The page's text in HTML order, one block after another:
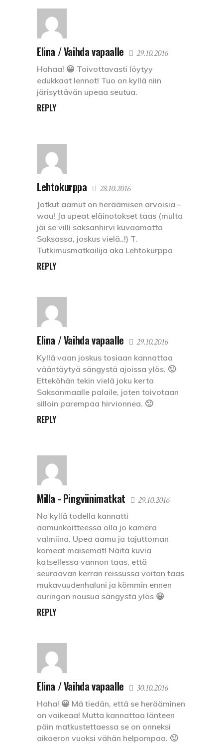
Elina / Vaihda vapaalle 29.10.2016
Hahaa! 😀 Toivottavasti löytyy
edukkaat lennot! Tuo on kyllä niin
järisyttävän upeaa seutua.
REPLY
Lehtokurppa 28.10.2016
Jotkut aamut on heräämisen arvoisia –
wau! Ja upeat eläinotokset taas (multa
jäi se villi saksanhirvi kuvaamatta
Saksassa, joskus vielä..!) T.
Tutkimusmatkailija aka Lehtokurppa
REPLY
Elina / Vaihda vapaalle 29.10.2016
Kyllä vaan joskus tosiaan kannattaa
vääntäytyä sängystä ajoissa ylös. 🙂
Etteköhän tekin vielä joku kerta
Saksanmaalle palaile, joten toivotaan
silloin parempaa hirvionnea. 🙂
REPLY
Milla - Pingviinimatkat 29.10.2016
No kyllä todella kannatti
aamunkoitteessa olla jo kamera
valmiina. Upea aamu ja tajuttoman
komeat maisemat! Näitä kuvia
katsellessa vannon taas, että
seuraavan kerran reissussa voitan taas
mukavuudenhaluni ja kömmin ennen
auringon nousua sängystä ylös 😀
REPLY
Elina / Vaihda vapaalle 30.10.2016
Haha! 😀 Mä tiedän, että se herääminen
on vaikeaa! Mutta kannattaa länteen
päin matkustettaessa se on onneksi
aikaeron vuoksi vähän helpompaa. 🙂